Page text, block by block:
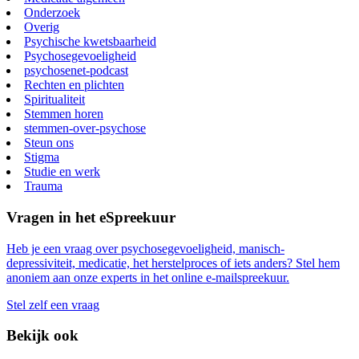
Onderzoek
Overig
Psychische kwetsbaarheid
Psychosegevoeligheid
psychosenet-podcast
Rechten en plichten
Spiritualiteit
Stemmen horen
stemmen-over-psychose
Steun ons
Stigma
Studie en werk
Trauma
Vragen in het eSpreekuur
Heb je een vraag over psychosegevoeligheid, manisch-
depressiviteit, medicatie, het herstelproces of iets anders? Stel hem
anoniem aan onze experts in het online e-mailspreekuur.
Stel zelf een vraag
Bekijk ook